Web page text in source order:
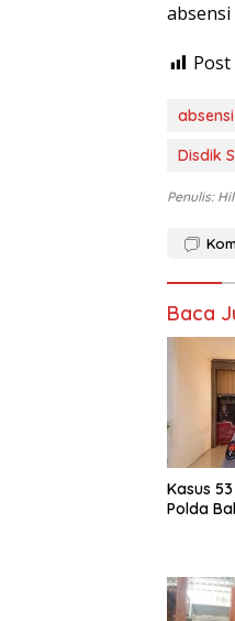
Post
Disdik
Penulis: Hil
Baca
Kasus
Polda